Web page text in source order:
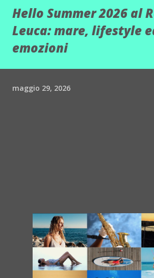
Hello Summer 2026 al
Leuca: mare, lifestyle
emozioni
maggio 29, 2026